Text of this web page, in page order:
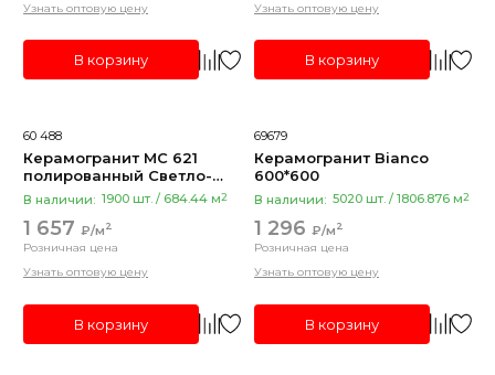
крамогранит
Работы
Внутренние
Внутренние, наружные
Узнать оптовую цену
В корзину
Узнать оптовую цену
В корзину
60 488
Керамогранит MC 621
полированный Светло-
серый 600*600
В наличии: 1900 шт. / 684.44 м2
1 657 ₽/м2
Розничная цена
Узнать оптовую цену
В корзину
69679
Керамогранит Bianco
600*600
В наличии: 5020 шт. / 1806.876 м2
1 296 ₽/м2
Розничная цена
Узнать оптовую цену
В корзину